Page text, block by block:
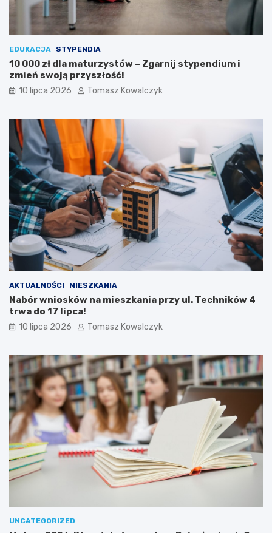
EDUKACJA STYPENDIA
10 000 zł dla maturzystów – Zgarnij stypendium i
zmień swoją przyszłość!
10 lipca 2026 Tomasz Kowalczyk
AKTUALNOŚCI MIESZKANIA
Nabór wniosków na mieszkania przy ul. Techników 4
trwa do 17 lipca!
10 lipca 2026 Tomasz Kowalczyk
UNCATEGORIZED